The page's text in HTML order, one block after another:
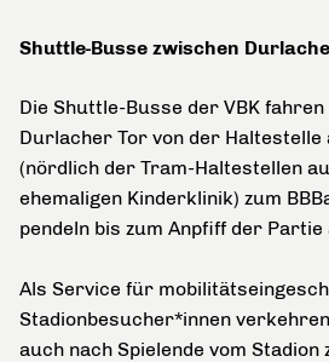
Shuttle-Busse zwischen
Die Shuttle-Busse der VBK
Durlacher Tor von der Haltestelle
(nördlich der Tram-Haltestellen
ehemaligen Kinderklinik) zum
pendeln bis zum Anpfiff der
Als Service für
Stadionbesucher*innen
auch nach Spielende vom Stadion